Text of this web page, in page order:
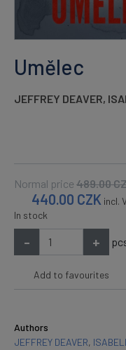
Umělec
JEFFREY DEAVER,
Normal price 489.00
440.00 CZK incl.
In stock
- +
Add to favourites
Authors
JEFFREY DEAVER,